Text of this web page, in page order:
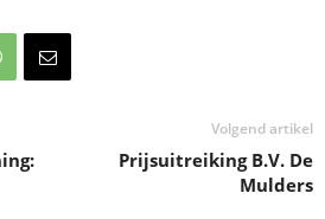
Volgend artikel
Prijsuitreiking B.V. De
Mulders